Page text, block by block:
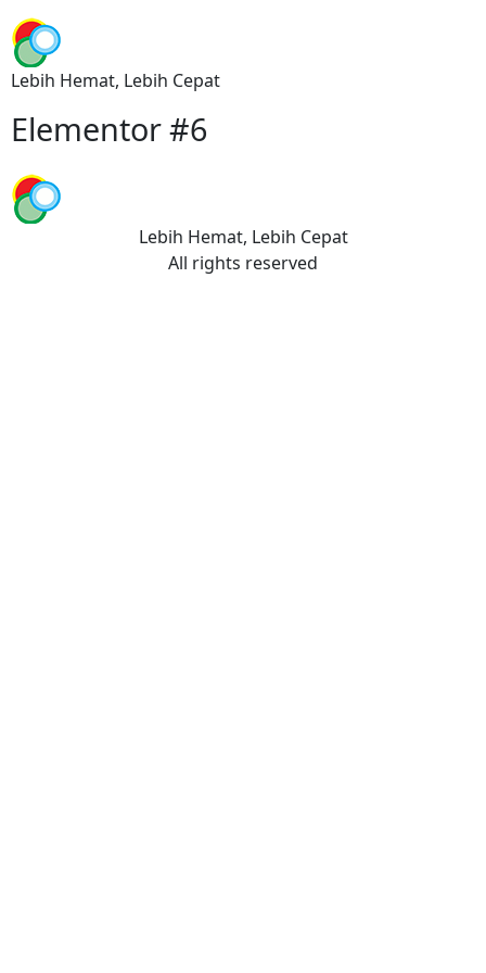
Lebih Hemat, Lebih Cepat
Elementor #6
Lebih Hemat, Lebih Cepat
All rights reserved